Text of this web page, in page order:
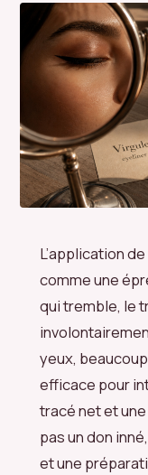
L’application
comme une
qui tremble, le
yeux,
efficace pour
tracé net et
pas un don
et une